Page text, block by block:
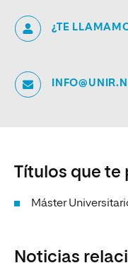
¿TE
Títulos que te
Máster
Noticias